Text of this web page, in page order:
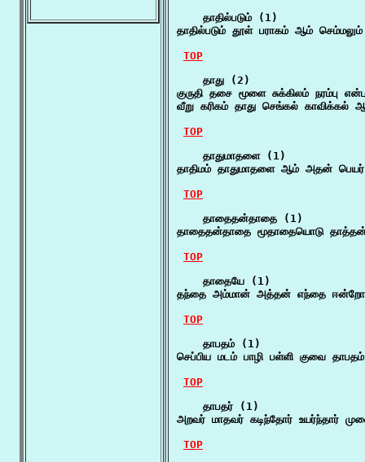
    தாதில்படும் (1)
தாதில்படும் தூள் பராகம் ஆம்
TOP
    தாது (2)
குருதி தசை மூளை சுக்கிலம் நரம்பு
வீறு கரிகம் தாது செங்கல் காவிக்கல்
TOP
    தாதுமாதளை (1)
தாதிமம் தாதுமாதளை ஆம் அதன்
TOP
    தாதைதன்தாதை (1)
தாதைதன்தாதை மூதாதையொடு
TOP
    தாதையே (1)
தந்தை அம்மான் அத்தன் எந்தை
TOP
    தாபதம் (1)
செப்பிய மடம் பாழி பள்ளி குவை
TOP
    தாபதர் (1)
அறவர் மாதவர் கடிந்தோர் உயர்ந்தார்
TOP